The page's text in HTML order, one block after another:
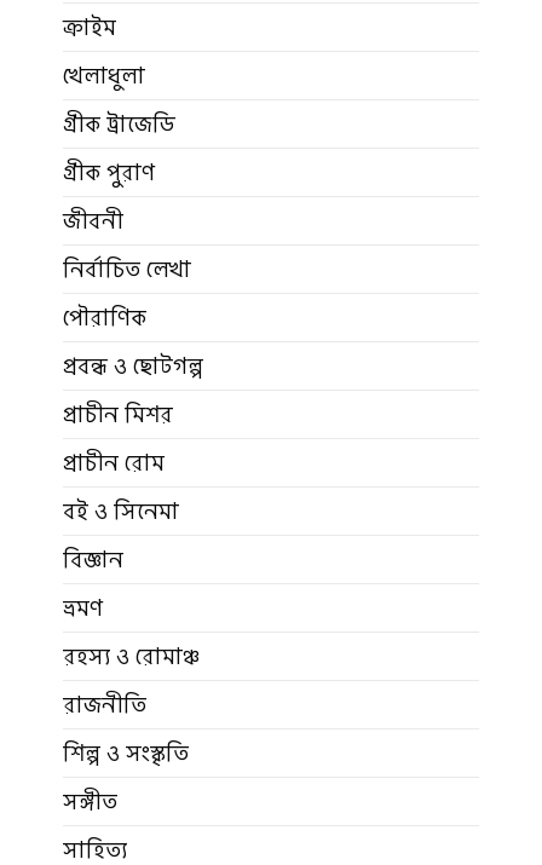
ক্রাইম
খেলাধুলা
গ্রীক ট্রাজেডি
গ্রীক পুরাণ
জীবনী
নির্বাচিত লেখা
পৌরাণিক
প্রবন্ধ ও ছোটগল্প
প্রাচীন মিশর
প্রাচীন রোম
বই ও সিনেমা
বিজ্ঞান
ভ্রমণ
রহস্য ও রোমাঞ্চ
রাজনীতি
শিল্প ও সংস্কৃতি
সঙ্গীত
সাহিত্য